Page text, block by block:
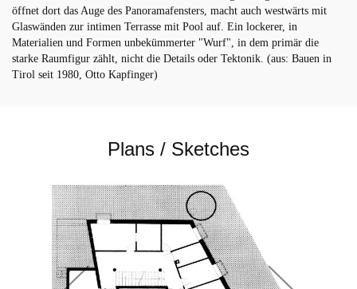
öffnet dort das Auge des Panoramafensters, macht auch westwärts mit
Glaswänden zur intimen Terrasse mit Pool auf. Ein lockerer, in
Materialien und Formen unbekümmerter "Wurf", in dem primär die
starke Raumfigur zählt, nicht die Details oder Tektonik. (aus: Bauen in
Tirol seit 1980, Otto Kapfinger)
Plans / Sketches